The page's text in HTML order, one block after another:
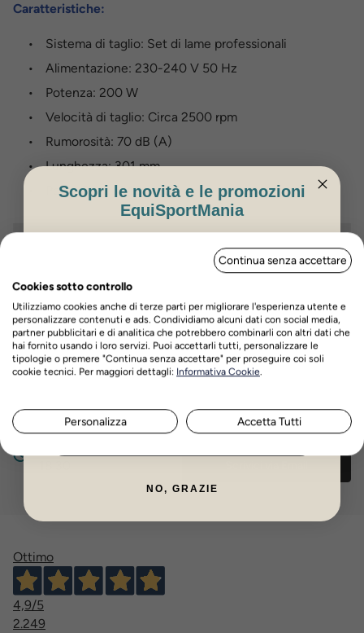
Caratteristiche:
Sistema di taglio: Set di lame professionali
Alimentazione: 230-240 V 50 Hz
Potenza: 200 W
Velocità di taglio: Circa 2500 rpm
Rumorosità: 70 dB (A)
Lunghezza: 301 mm.
Peso: Circa 1240 gr
Hai bisogno di aiuto?
Contatta il nostro servizio di assistenza
Scorzè (Ve)
Chiamaci
Ottimo
4,9/5
2.249
Continua senza accettare
Cookies sotto controllo
Utilizziamo cookies anche di terze parti per migliorare l'esperienza utente e
personalizzare contenuti e ads. Condividiamo alcuni dati con social media,
partner pubblicitari e di analitica che potrebbero combinarli con altri dati che
hai fornito usando i loro servizi. Puoi accettarli tutti, personalizzare le
tipologie o premere "Continua senza accettare" per proseguire coi soli
cookie tecnici. Per maggiori dettagli: Informativa Cookie
Personalizza Accetta Tutti
Scopri le novità e le promozioni
EquiSportMania
ISCRIVITI PER OTTENERE IL 5%
DI SCONTO
Nome Cognome
NO, GRAZIE